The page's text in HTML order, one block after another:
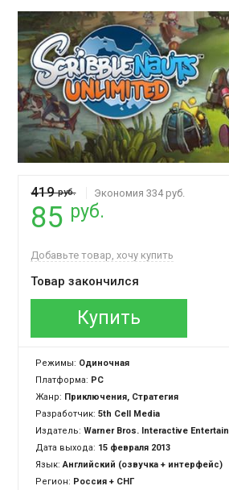
419руб. Экономия 334 руб.
85 руб.
Добавьте товар, хочу купить
Товар закончился
Купить
Режимы: Одиночная
Платформа: PC
Жанр: Приключения, Стратегия
Разработчик:5th Cell Media
Издатель:Warner Bros. Interactive Entertainment
Дата выхода: 15 февраля 2013
Язык:Английский (озвучка + интерфейс)
Регион: Россия + СНГ